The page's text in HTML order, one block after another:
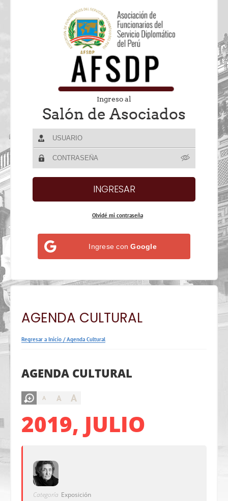
Ingreso al
Salón de Asociados
Olvidé mi contraseña
Ingrese conGoogle
AGENDA CULTURAL
Regresar a Inicio /Agenda Cultural
AGENDA CULTURAL
A A A
2019, JULIO
Categoría Exposición